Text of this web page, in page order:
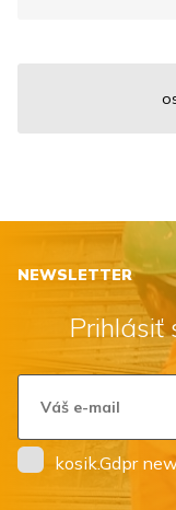
NEWSLETTER
Prihlásiť
kosik.Gdpr